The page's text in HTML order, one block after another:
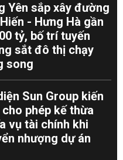
Yên sắp xây đường
- Hưng Hà gần
tỷ, bố trí tuyến
sắt đô thị chạy
song
Sun Group kiến
phép kế thừa
vụ tài chính khi
nhượng dự án